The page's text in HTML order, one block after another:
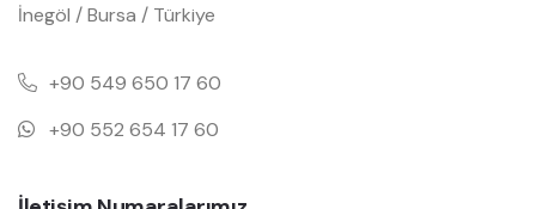
İnegöl / Bursa / Türkiye
+90 549 650 17 60
+90 552 654 17 60